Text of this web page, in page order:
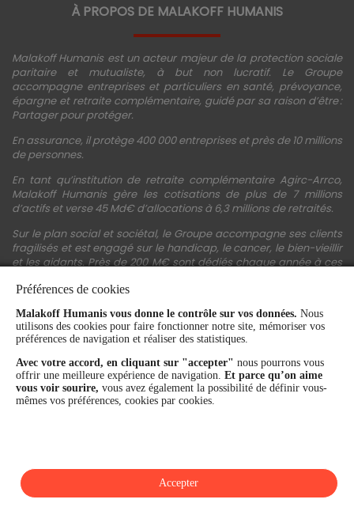
À PROPOS DE MALAKOFF HUMANIS
Malakoff Humanis est un acteur majeur de la protection sociale
paritaire et mutualiste, à but non lucratif. Le Groupe
accompagne entreprises et particuliers en santé, prévoyance,
épargne et retraite complémentaire, guidé par sa raison d’être :
Partager pour protéger.
En assurance, il protège 400 000 entreprises et près de 10 millions
de personnes.
En tant qu’institution de retraite complémentaire Agirc-Arrco,
Malakoff Humanis gère les cotisations de plus de 7 millions
d’actifs et verse 45 Md€ d’allocations à 6,3 millions de retraités.
Sur le plan social et sociétal, le Groupe accompagne ses clients
fragilisés et est engagé sur le handicap, le cancer, le bien-vieillir
et les aidants. Près de 200 M€ sont dédiés chaque année à ces
financière et la performance du Groupe sont confirmées par une
notation A+ attribuée depuis 4 ans par S&P Global Ratings et
Fitch Ratings. Sur les plans extra-financiers, Malakoff Humanis
figure parmi les 2% des entreprises les mieux notées au monde
en matière de critères RSE (Ecovadis, niveau Gold - 81/100 en
2026). Enfin, Malakoff Humanis est certifié Top Employer France
par le Top Employers Institute depuis 3 ans.
Préférences de cookies
Malakoff Humanis vous donne le contrôle sur vos données. Nous
utilisons des cookies pour faire fonctionner notre site, mémoriser vos
préférences de navigation et réaliser des statistiques.
Avec votre accord, en cliquant sur "accepter" nous pourrons vous
offrir une meilleure expérience de navigation. Et parce qu’on aime
vous voir sourire, vous avez également la possibilité de définir vous-
mêmes vos préférences, cookies par cookies.
Accepter